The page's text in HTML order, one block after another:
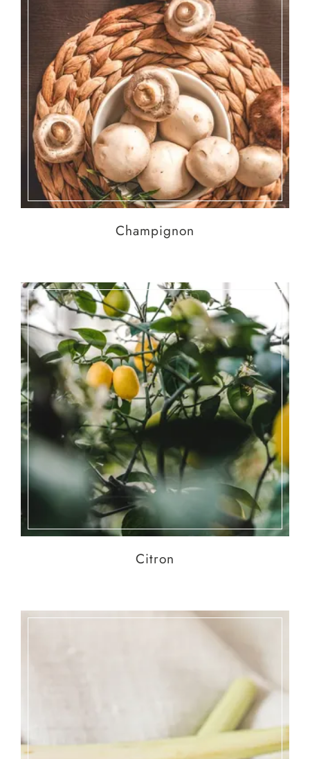
Champignon
Citron